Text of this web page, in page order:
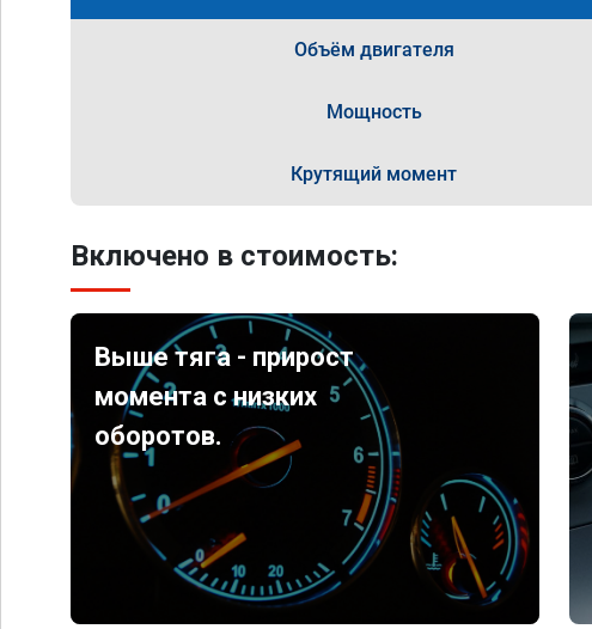
Объём двигателя
Мощность
Крутящий момент
Включено в стоимость:
Выше тяга - прирост
момента с низких
оборотов.